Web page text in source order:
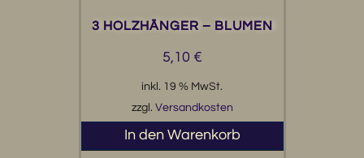
3 HOLZHÄNGER – BLUMEN
5,10 €
inkl. 19 % MwSt.
zzgl. Versandkosten
In den Warenkorb